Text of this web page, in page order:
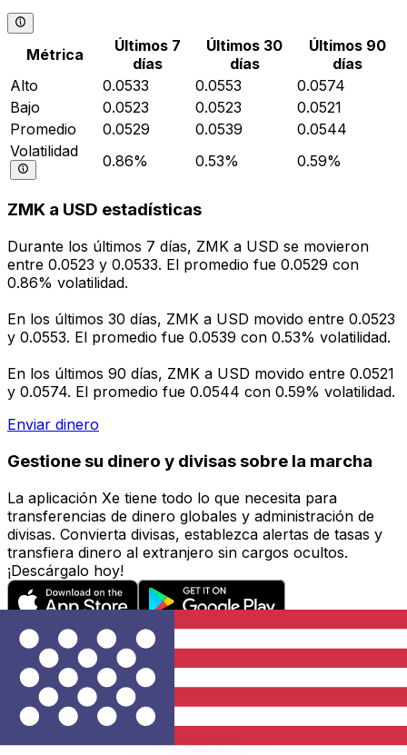
Métrica
Últimos 7
días
Últimos 30
días
Últimos 90
días
Alto
0.0533 0.0553
0.0574
Bajo
0.0523 0.0523
0.0521
Promedio
0.0529 0.0539
0.0544
Volatilidad
0.86% 0.53% 0.59%
ZMK a USD estadísticas
Durante los últimos 7 días, ZMK a USD se movieron
entre 0.0523 y 0.0533. El promedio fue 0.0529 con
0.86% volatilidad.
En los últimos 30 días, ZMK a USD movido entre 0.0523
y 0.0553. El promedio fue 0.0539 con 0.53% volatilidad.
En los últimos 90 días, ZMK a USD movido entre 0.0521
y 0.0574. El promedio fue 0.0544 con 0.59% volatilidad.
Enviar dinero
Gestione su dinero y divisas sobre la marcha
La aplicación Xe tiene todo lo que necesita para
transferencias de dinero globales y administración de
divisas. Convierta divisas, establezca alertas de tasas y
transfiera dinero al extranjero sin cargos ocultos.
¡Descárgalo hoy!